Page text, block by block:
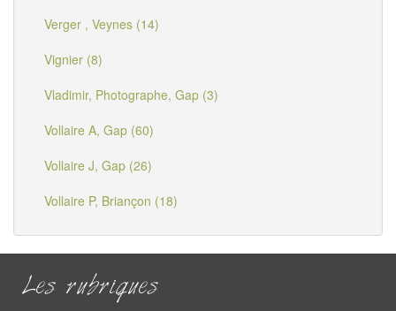
Verger , Veynes (14)
Vignier (8)
Vladimir, Photographe, Gap (3)
Vollaire A, Gap (60)
Vollaire J, Gap (26)
Vollaire P, Briançon (18)
Les rubriques